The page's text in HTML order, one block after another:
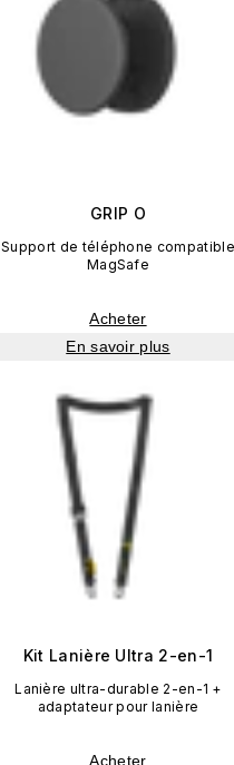
GRIP O
Support de téléphone compatible
MagSafe
Acheter
En savoir plus
Kit Lanière Ultra 2-en-1
Lanière ultra-durable 2-en-1 +
adaptateur pour lanière
Acheter